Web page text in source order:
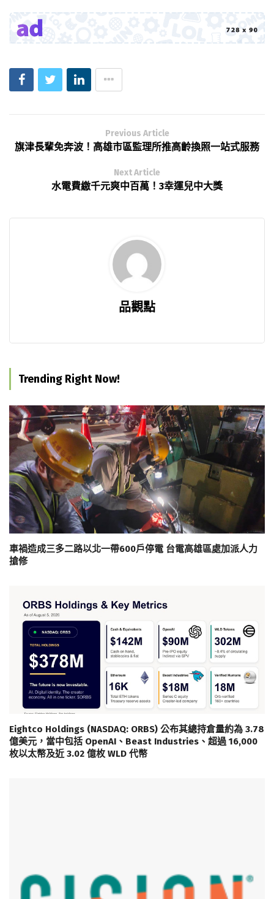
Previous Article
旗津長輩免奔波！高雄市區監理所推高齡換照一站式服務
Next Article
水電費繳千元爽中百萬！3幸運兒中大獎
品觀點
Trending Right Now!
車禍造成三多二路以北一帶600戶停電 台電高雄區處加派人力
搶修
Eightco Holdings (NASDAQ: ORBS) 公布其總持倉量約為 3.78
億美元，當中包括 OpenAI、Beast Industries、超過 16,000
枚以太幣及近 3.02 億枚 WLD 代幣